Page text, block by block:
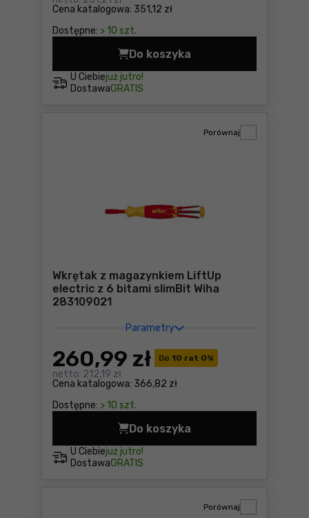
Cena katalogowa: 351,12 zł
Dostępne: > 10 szt.
U Ciebiejuż jutro!
DostawaGRATIS
Do koszyka
Zestaw szczypiec
Wkrętak z magazynkiem LiftUp
electric z 6 bitami slimBit Wiha
283109021
Parametry
Do 10 rat 0%
Cena katalogowa: 366,82 zł
260,99 zł
netto: 212,19 zł
Dostępne: > 10 szt.
Porównaj
U Ciebiejuż jutro!
DostawaGRATIS
Do koszyka
Wkrętak z magazynkiem
Porównaj